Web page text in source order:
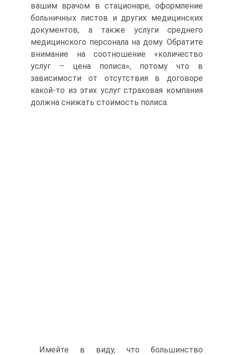
вашим врачом в стационаре, оформление
больничных листов и других медицинских
документов, а также услуги среднего
медицинского персонала на дому. Обратите
внимание на соотношение «количество
услуг – цена полиса», потому что в
зависимости от отсутствия в договоре
какой-то из этих услуг страховая компания
должна снижать стоимость полиса.
Имейте в виду, что большинство